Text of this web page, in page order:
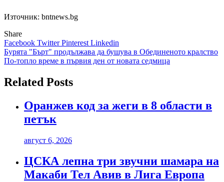
Източник: bntnews.bg
Share
Facebook TwitterPinterest Linkedin
Навигация
Бурята "Бърт" продължава да бушува в Обединеното кралство
По-топло време в първия ден от новата седмица
Related Posts
Оранжев код за жеги в 8 области в
петък
август 6, 2026
ЦСКА лепна три звучни шамара на
Макаби Тел Авив в Лига Европа